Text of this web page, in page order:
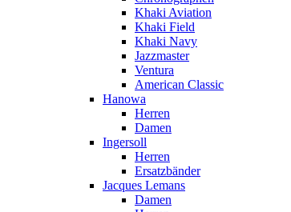
Khaki Aviation
Khaki Field
Khaki Navy
Jazzmaster
Ventura
American Classic
Hanowa
Herren
Damen
Ingersoll
Herren
Ersatzbänder
Jacques Lemans
Damen